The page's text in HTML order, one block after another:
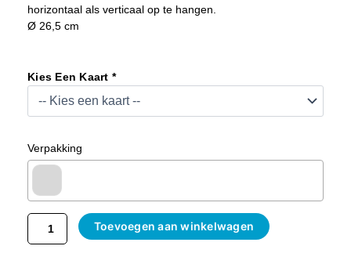
horizontaal als verticaal op te hangen.
Ø 26,5 cm
Kies Een Kaart *
Verpakking
Met
Vis
Stuks)
Toevoegen aan winkelwagen